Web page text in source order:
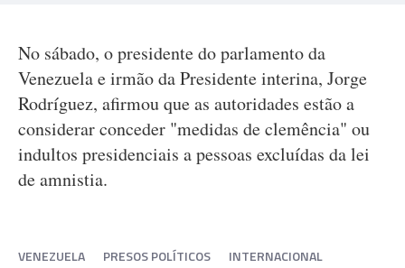
No sábado, o presidente do parlamento da
Venezuela e irmão da Presidente interina, Jorge
Rodríguez, afirmou que as autoridades estão a
considerar conceder "medidas de clemência" ou
indultos presidenciais a pessoas excluídas da lei
de amnistia.
VENEZUELA PRESOS POLÍTICOS INTERNACIONAL